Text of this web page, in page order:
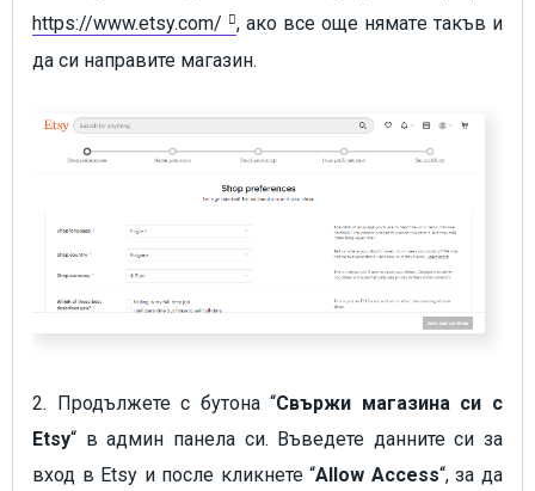
https://www.etsy.com/
, ако все още няматe такъв и
да си направите магазин.
2. Продължете с бутона “Свържи магазина си с
Etsy“ в админ панела си. Въведете данните си за
вход в Etsy и после кликнете “Allow Access“, за да